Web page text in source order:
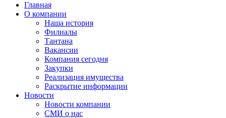
Главная
О компании
Наша история
Филиалы
Тантана
Вакансии
Компания сегодня
Закупки
Реализация имущества
Раскрытие информации
Новости
Новости компании
СМИ о нас